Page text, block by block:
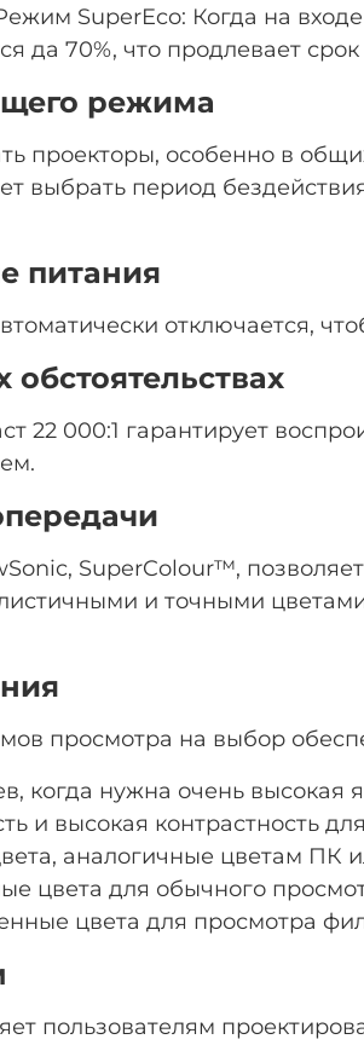
SuperEco: Когда на
да 70%, что продлевает
режима
проекторы, особенно в
выбрать период
питания
отключается,
22 000:1 гарантирует
SuperColour™,
и точными
просмотра на выбор
когда нужна очень высокая
и высокая контрастность
аналогичные цветам ПК
цвета для обычного
цвета для просмотра
пользователям